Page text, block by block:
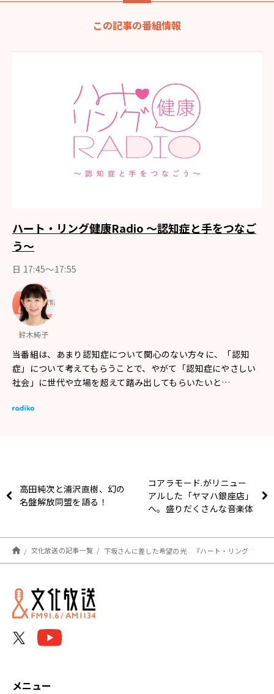
この記事の番組情報
ハート・リング健康Radio ～認知症と手をつなご
う～
日 17:45～17:55
鈴木純子
当番組は、あまり認知症について関心のない方々に、「認知
症」について考えてもらうことで、やがて「認知症にやさしい
社会」に世代や立場を超えて踏み出してもらいたいと…
高田純次と浦沢直樹、幻の
名盤解放同盟を語る！
コアラモード.がリニュー
アルした「ヤマハ銀座店」
へ。盛りだくさんな音楽体
文化放送の記事一覧 下坂さんに差した希望の光 『ハート・リング健康Radio～認知症と手をつなごう〜 』
メニュー